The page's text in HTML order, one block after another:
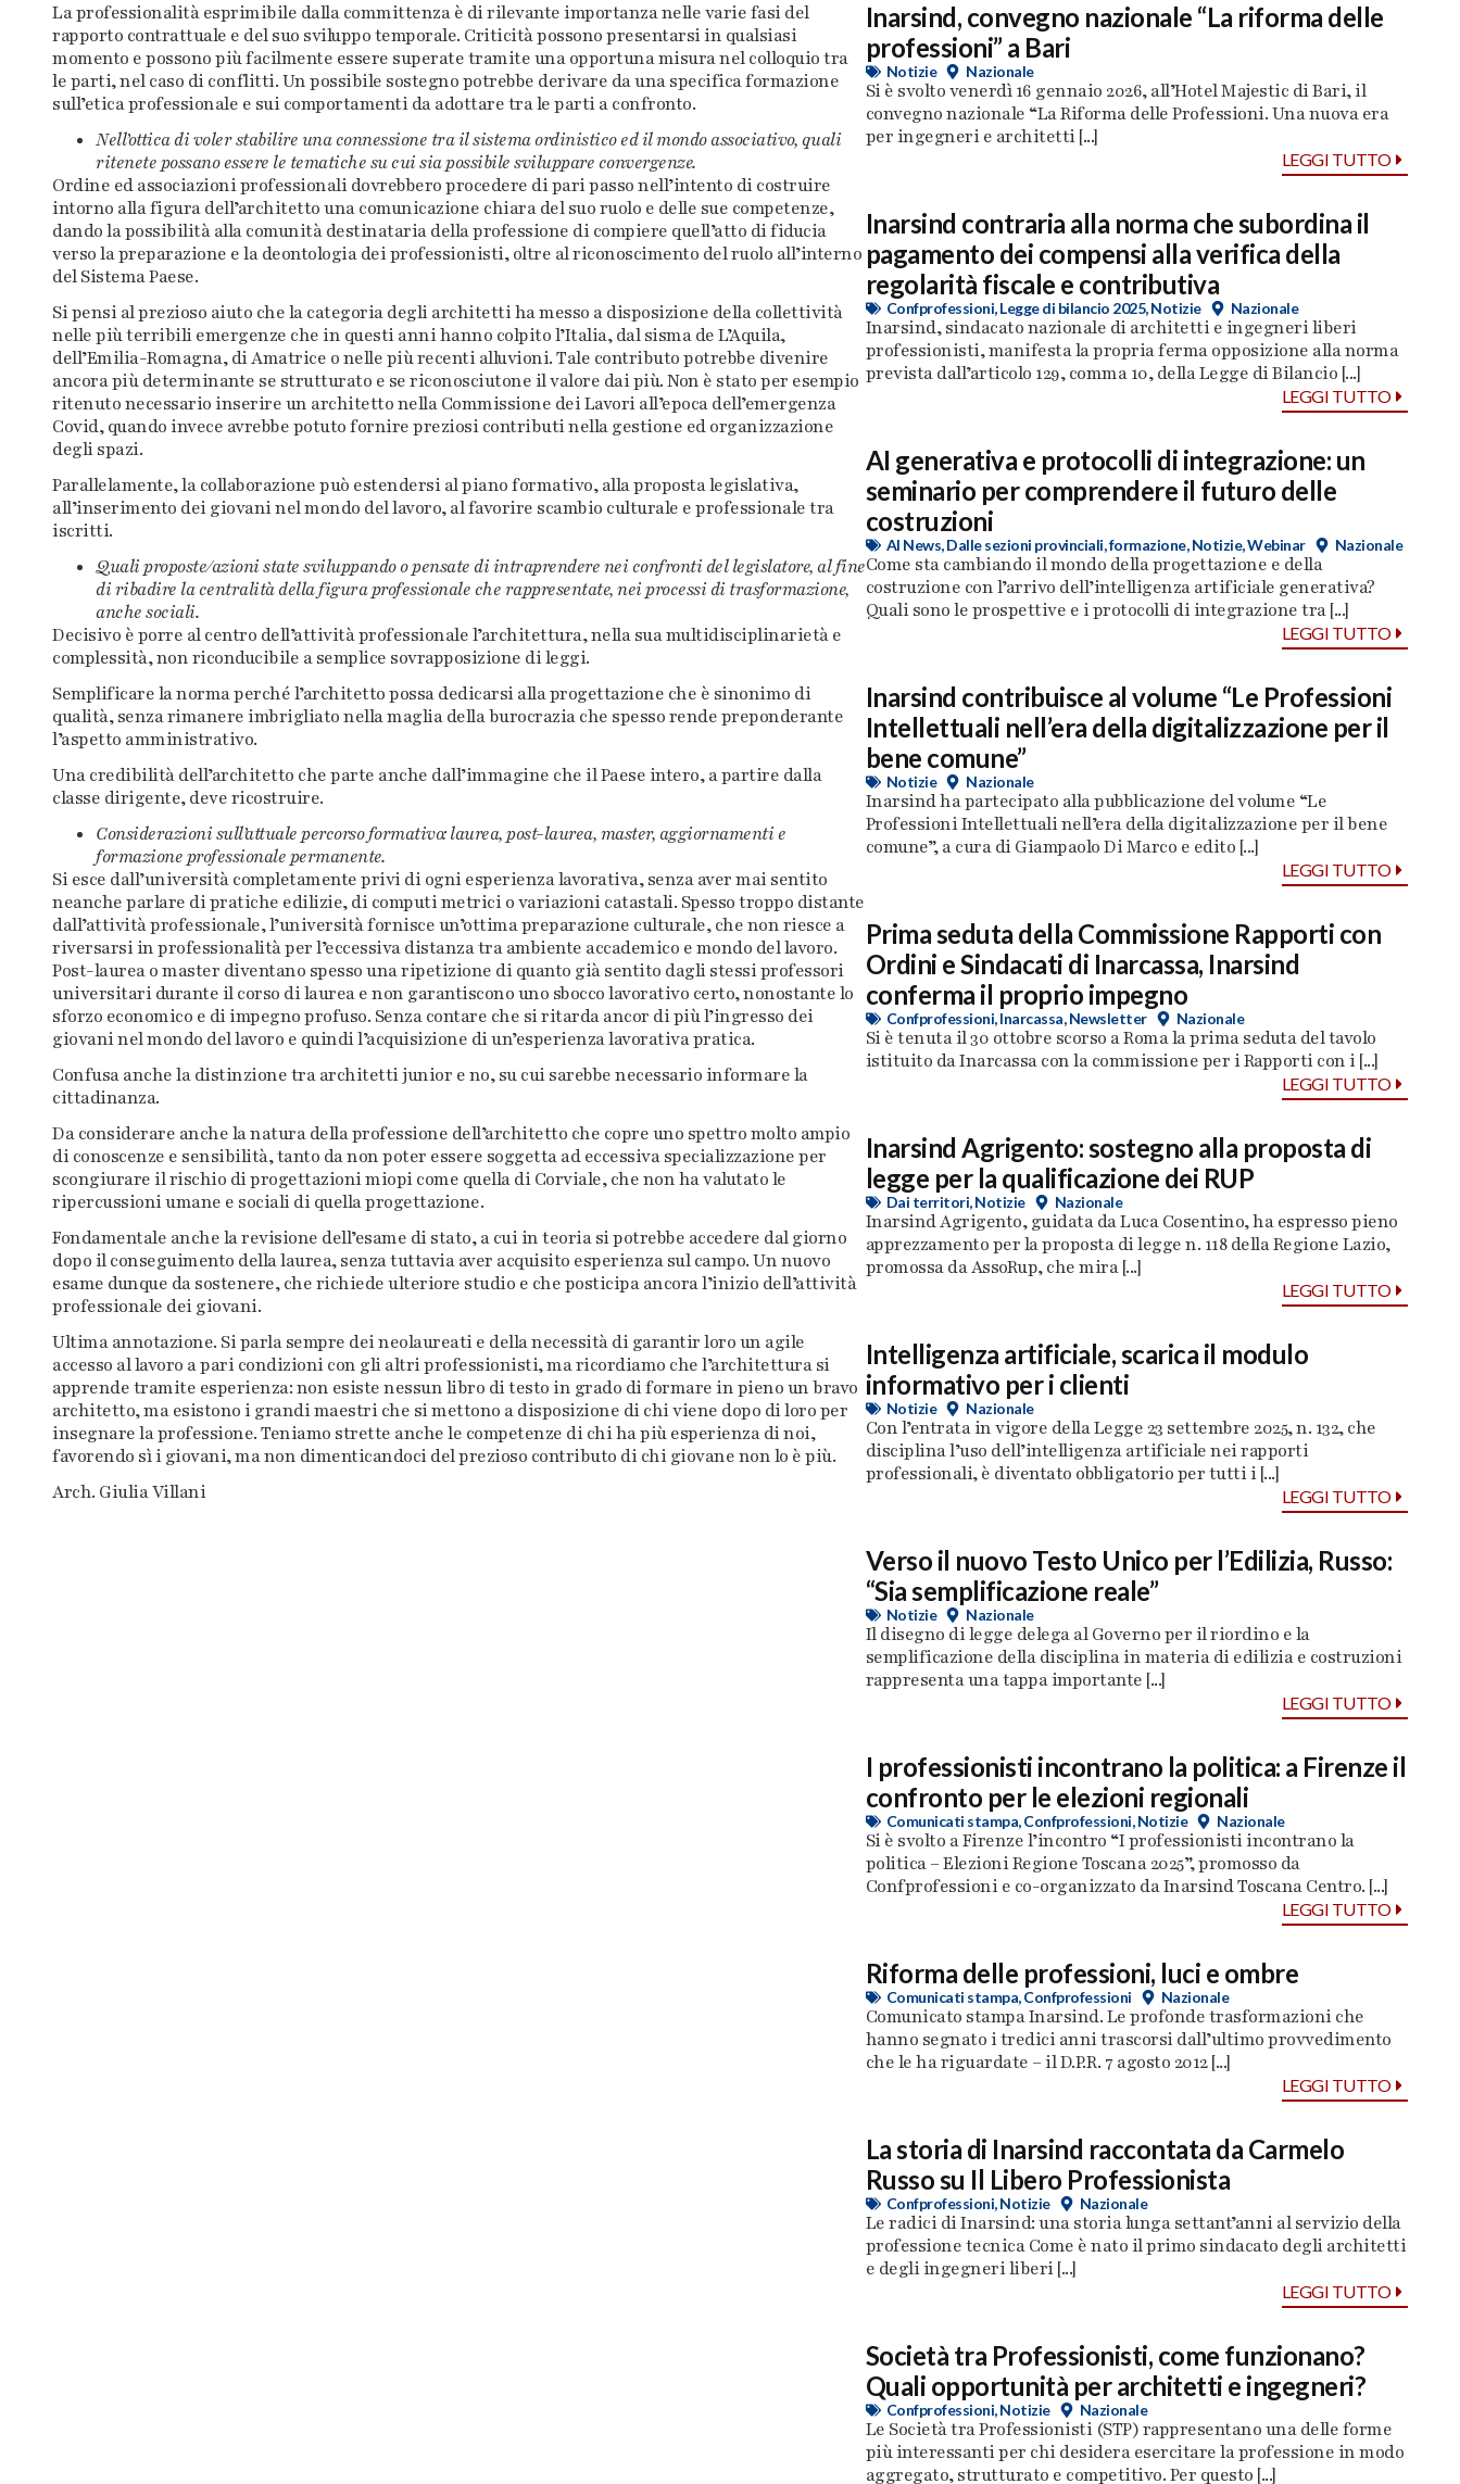
La professionalità esprimibile dalla committenza è di rilevante importanza nelle varie fasi del
rapporto contrattuale e del suo sviluppo temporale. Criticità possono presentarsi in qualsiasi
momento e possono più facilmente essere superate tramite una opportuna misura nel colloquio tra
le parti, nel caso di conflitti. Un possibile sostegno potrebbe derivare da una specifica formazione
sull’etica professionale e sui comportamenti da adottare tra le parti a confronto.
Nell’ottica di voler stabilire una connessione tra il sistema ordinistico ed il mondo associativo, quali
ritenete possano essere le tematiche su cui sia possibile sviluppare convergenze.
Ordine ed associazioni professionali dovrebbero procedere di pari passo nell’intento di costruire
intorno alla figura dell’architetto una comunicazione chiara del suo ruolo e delle sue competenze,
dando la possibilità alla comunità destinataria della professione di compiere quell’atto di fiducia
verso la preparazione e la deontologia dei professionisti, oltre al riconoscimento del ruolo all’interno
del Sistema Paese.
Si pensi al prezioso aiuto che la categoria degli architetti ha messo a disposizione della collettività
nelle più terribili emergenze che in questi anni hanno colpito l’Italia, dal sisma de L’Aquila,
dell’Emilia-Romagna, di Amatrice o nelle più recenti alluvioni. Tale contributo potrebbe divenire
ancora più determinante se strutturato e se riconosciutone il valore dai più. Non è stato per esempio
ritenuto necessario inserire un architetto nella Commissione dei Lavori all’epoca dell’emergenza
Covid, quando invece avrebbe potuto fornire preziosi contributi nella gestione ed organizzazione
degli spazi.
Parallelamente, la collaborazione può estendersi al piano formativo, alla proposta legislativa,
all’inserimento dei giovani nel mondo del lavoro, al favorire scambio culturale e professionale tra
iscritti.
Quali proposte/azioni state sviluppando o pensate di intraprendere nei confronti del legislatore, al fine
di ribadire la centralità della figura professionale che rappresentate, nei processi di trasformazione,
anche sociali.
Decisivo è porre al centro dell’attività professionale l’architettura, nella sua multidisciplinarietà e
complessità, non riconducibile a semplice sovrapposizione di leggi.
Semplificare la norma perché l’architetto possa dedicarsi alla progettazione che è sinonimo di
qualità, senza rimanere imbrigliato nella maglia della burocrazia che spesso rende preponderante
l’aspetto amministrativo.
Una credibilità dell’architetto che parte anche dall’immagine che il Paese intero, a partire dalla
classe dirigente, deve ricostruire.
Considerazioni sull’attuale percorso formativo: laurea, post-laurea, master, aggiornamenti e
formazione professionale permanente.
Si esce dall’università completamente privi di ogni esperienza lavorativa, senza aver mai sentito
neanche parlare di pratiche edilizie, di computi metrici o variazioni catastali. Spesso troppo distante
dall’attività professionale, l’università fornisce un’ottima preparazione culturale, che non riesce a
riversarsi in professionalità per l’eccessiva distanza tra ambiente accademico e mondo del lavoro.
Post-laurea o master diventano spesso una ripetizione di quanto già sentito dagli stessi professori
universitari durante il corso di laurea e non garantiscono uno sbocco lavorativo certo, nonostante lo
sforzo economico e di impegno profuso. Senza contare che si ritarda ancor di più l’ingresso dei
giovani nel mondo del lavoro e quindi l’acquisizione di un’esperienza lavorativa pratica.
Confusa anche la distinzione tra architetti junior e no, su cui sarebbe necessario informare la
cittadinanza.
Da considerare anche la natura della professione dell’architetto che copre uno spettro molto ampio
di conoscenze e sensibilità, tanto da non poter essere soggetta ad eccessiva specializzazione per
scongiurare il rischio di progettazioni miopi come quella di Corviale, che non ha valutato le
ripercussioni umane e sociali di quella progettazione.
Fondamentale anche la revisione dell’esame di stato, a cui in teoria si potrebbe accedere dal giorno
dopo il conseguimento della laurea, senza tuttavia aver acquisito esperienza sul campo. Un nuovo
esame dunque da sostenere, che richiede ulteriore studio e che posticipa ancora l’inizio dell’attività
professionale dei giovani.
Ultima annotazione. Si parla sempre dei neolaureati e della necessità di garantir loro un agile
accesso al lavoro a pari condizioni con gli altri professionisti, ma ricordiamo che l’architettura si
apprende tramite esperienza: non esiste nessun libro di testo in grado di formare in pieno un bravo
architetto, ma esistono i grandi maestri che si mettono a disposizione di chi viene dopo di loro per
insegnare la professione. Teniamo strette anche le competenze di chi ha più esperienza di noi,
favorendo sì i giovani, ma non dimenticandoci del prezioso contributo di chi giovane non lo è più.
Arch. Giulia Villani
Inarsind, convegno nazionale “La riforma delle
professioni” a Bari
Notizie Nazionale
Si è svolto venerdì 16 gennaio 2026, all’Hotel Majestic di Bari, il
convegno nazionale “La Riforma delle Professioni. Una nuova era
per ingegneri e architetti [...]
LEGGI TUTTO
Inarsind contraria alla norma che subordina il
pagamento dei compensi alla verifica della
regolarità fiscale e contributiva
Confprofessioni,Legge di bilancio 2025,Notizie Nazionale
Inarsind, sindacato nazionale di architetti e ingegneri liberi
professionisti, manifesta la propria ferma opposizione alla norma
prevista dall’articolo 129, comma 10, della Legge di Bilancio [...]
LEGGI TUTTO
AI generativa e protocolli di integrazione: un
seminario per comprendere il futuro delle
costruzioni
AI News,Dalle sezioni provinciali,formazione,Notizie,Webinar Nazionale
Come sta cambiando il mondo della progettazione e della
costruzione con l’arrivo dell’intelligenza artificiale generativa?
Quali sono le prospettive e i protocolli di integrazione tra [...]
LEGGI TUTTO
Inarsind contribuisce al volume “Le Professioni
Intellettuali nell’era della digitalizzazione per il
bene comune”
Notizie Nazionale
Inarsind ha partecipato alla pubblicazione del volume “Le
Professioni Intellettuali nell’era della digitalizzazione per il bene
comune”, a cura di Giampaolo Di Marco e edito [...]
LEGGI TUTTO
Prima seduta della Commissione Rapporti con
Ordini e Sindacati di Inarcassa, Inarsind
conferma il proprio impegno
Confprofessioni,Inarcassa,Newsletter Nazionale
Si è tenuta il 30 ottobre scorso a Roma la prima seduta del tavolo
istituito da Inarcassa con la commissione per i Rapporti con i [...]
LEGGI TUTTO
Inarsind Agrigento: sostegno alla proposta di
legge per la qualificazione dei RUP
Dai territori,Notizie Nazionale
Inarsind Agrigento, guidata da Luca Cosentino, ha espresso pieno
apprezzamento per la proposta di legge n. 118 della Regione Lazio,
promossa da AssoRup, che mira [...]
LEGGI TUTTO
Intelligenza artificiale, scarica il modulo
informativo per i clienti
Notizie Nazionale
Con l’entrata in vigore della Legge 23 settembre 2025, n. 132, che
disciplina l’uso dell’intelligenza artificiale nei rapporti
professionali, è diventato obbligatorio per tutti i [...]
LEGGI TUTTO
Verso il nuovo Testo Unico per l’Edilizia, Russo:
“Sia semplificazione reale”
Notizie Nazionale
Il disegno di legge delega al Governo per il riordino e la
semplificazione della disciplina in materia di edilizia e costruzioni
rappresenta una tappa importante [...]
LEGGI TUTTO
I professionisti incontrano la politica: a Firenze il
confronto per le elezioni regionali
Comunicati stampa,Confprofessioni,Notizie Nazionale
Si è svolto a Firenze l’incontro “I professionisti incontrano la
politica – Elezioni Regione Toscana 2025”, promosso da
Confprofessioni e co-organizzato da Inarsind Toscana Centro. [...]
LEGGI TUTTO
Riforma delle professioni, luci e ombre
Comunicati stampa,Confprofessioni Nazionale
Comunicato stampa Inarsind. Le profonde trasformazioni che
hanno segnato i tredici anni trascorsi dall’ultimo provvedimento
che le ha riguardate – il D.P.R. 7 agosto 2012 [...]
LEGGI TUTTO
La storia di Inarsind raccontata da Carmelo
Russo su Il Libero Professionista
Confprofessioni,Notizie Nazionale
Le radici di Inarsind: una storia lunga settant’anni al servizio della
professione tecnica Come è nato il primo sindacato degli architetti
e degli ingegneri liberi [...]
LEGGI TUTTO
Società tra Professionisti, come funzionano?
Quali opportunità per architetti e ingegneri?
Confprofessioni,Notizie Nazionale
Le Società tra Professionisti (STP) rappresentano una delle forme
più interessanti per chi desidera esercitare la professione in modo
aggregato, strutturato e competitivo. Per questo [...]